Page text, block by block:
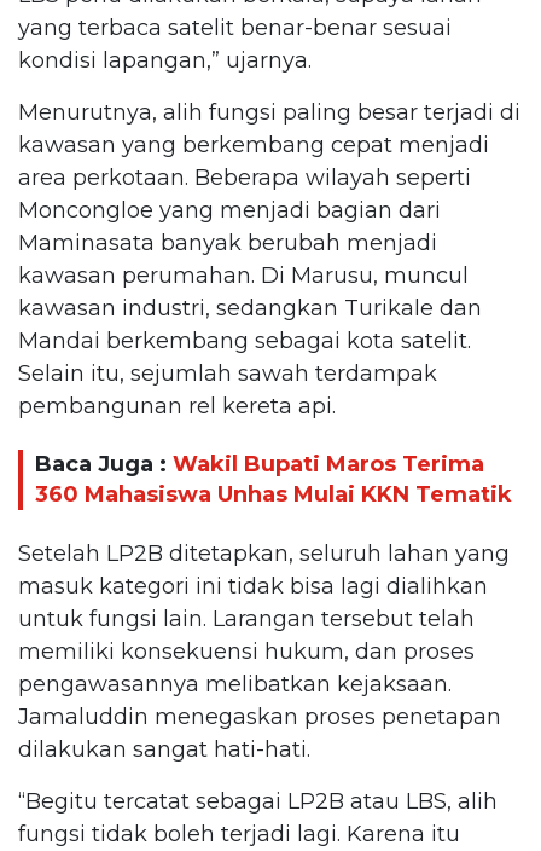
yang terbaca satelit benar-benar sesuai
kondisi lapangan,” ujarnya.
Menurutnya, alih fungsi paling besar terjadi di
kawasan yang berkembang cepat menjadi
area perkotaan. Beberapa wilayah seperti
Moncongloe yang menjadi bagian dari
Maminasata banyak berubah menjadi
kawasan perumahan. Di Marusu, muncul
kawasan industri, sedangkan Turikale dan
Mandai berkembang sebagai kota satelit.
Selain itu, sejumlah sawah terdampak
pembangunan rel kereta api.
Baca Juga : Wakil Bupati Maros Terima
360 Mahasiswa Unhas Mulai KKN Tematik
Setelah LP2B ditetapkan, seluruh lahan yang
masuk kategori ini tidak bisa lagi dialihkan
untuk fungsi lain. Larangan tersebut telah
memiliki konsekuensi hukum, dan proses
pengawasannya melibatkan kejaksaan.
Jamaluddin menegaskan proses penetapan
dilakukan sangat hati-hati.
“Begitu tercatat sebagai LP2B atau LBS, alih
fungsi tidak boleh terjadi lagi. Karena itu